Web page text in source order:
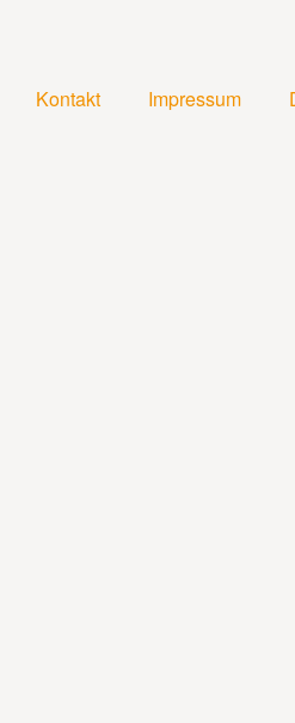
Kontakt Impressum